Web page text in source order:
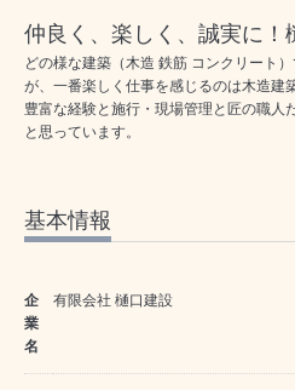
仲良く、楽しく、誠実に！
どの様な建築（木造 鉄筋 コンクリート
が、一番楽しく仕事を感じるのは木造建
豊富な経験と施行・現場管理と匠の職人
と思っています。
基本情報
企
業
名
有限会社 樋口建設